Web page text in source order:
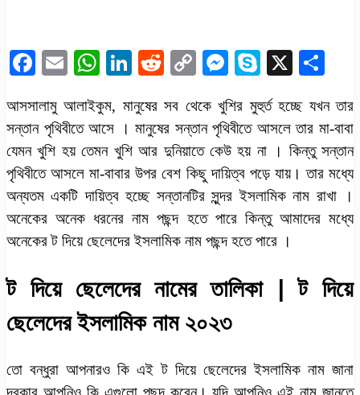
Facebook
EmailWhatsApp
LinkedIn
RedditCopyMessenger
Skype
X
আসসালামু আলাইকুম, মানুষের সব থেকে খুশির মুহুর্ত হচ্ছে যখন তার
সন্তান পৃথিবীতে আসে । মানুষের সন্তান পৃথিবীতে আসলে তার মা-বাবা
যেমন খুশি হয় তেমন খুশি আর দুনিয়াতে কেউ হয় না । কিন্তু সন্তান
পৃথিবীতে আসলে মা-বাবার উপর বেশ কিছু দায়িত্ব পড়ে যায়। তার মধ্যে
অন্যতম একটি দায়িত্ব হচ্ছে সন্তানটির সুন্দর ইসলামিক নাম রাখা ।
অনেকের অনেক ধরনের নাম পছন্দ হতে পারে কিন্তু আমাদের মধ্যে
অনেকের ট দিয়ে ছেলেদের ইসলামিক নাম পছন্দ হতে পারে ।
ট দিয়ে ছেলেদের নামের তালিকা | ট দিয়ে
ছেলেদের ইসলামিক নাম ২০২৩
তো বন্ধুরা আপনারও কি এই ট দিয়ে ছেলেদের ইসলামিক নাম জানা